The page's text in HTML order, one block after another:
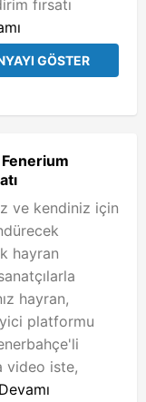
fırsatı
GÖSTER
ve kendiniz için
hayran
hayran,
platformu
video iste,
Devamı